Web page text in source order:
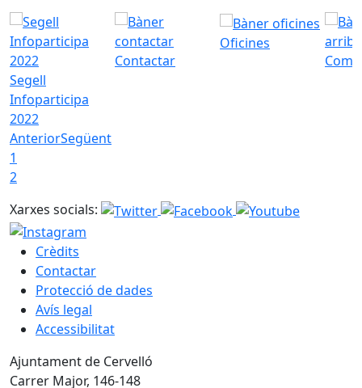
Segell
Infoparticipa
2022
Contactar
Oficines
Com
AnteriorSegüent
1
2
Xarxes socials:
Crèdits
Contactar
Protecció de dades
Avís legal
Accessibilitat
Ajuntament de Cervelló
Carrer Major, 146-148